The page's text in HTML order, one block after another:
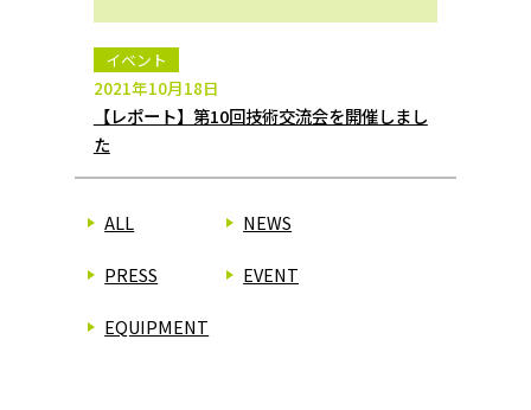
イベント
2021年10月18日
【レポート】第10回技術交流会を開催しまし
た
ALL NEWS
PRESS EVENT
EQUIPMENT